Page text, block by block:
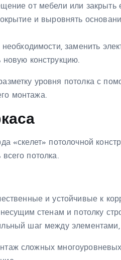
от мебели или закрыть
и выровнять
необходимости, заменить
конструкцию.
уровня потолка с
монтажа.
«скелет» потолочной
всего потолка.
и устойчивые к
стенам и потолку
шаг между
сложных